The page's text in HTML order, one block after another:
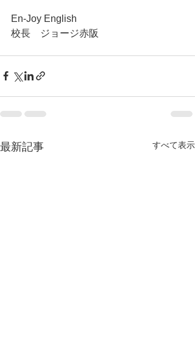
En-Joy English
校長　ジョージ赤阪
最新記事 すべて表示